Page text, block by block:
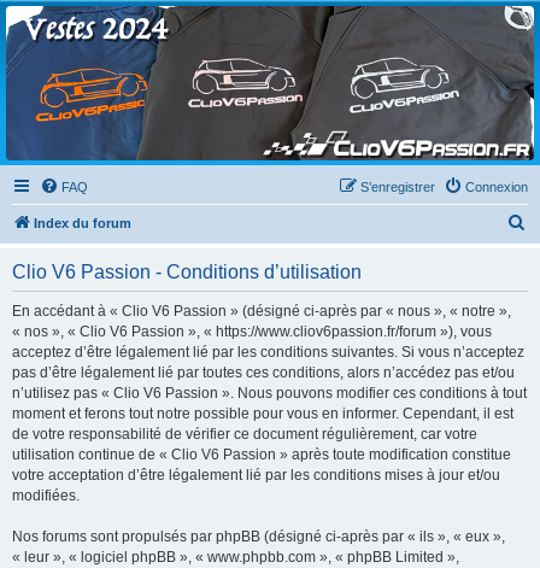
Clio V6 Passion
Le site français des passionnés de Clio V6
FAQ Connexion
S’enregistrer
Index du forum
c
Clio V6 Passion - Conditions d’utilisation
En accédant à « Clio V6 Passion » (désigné ci-après par « nous », « notre »,
« nos », « Clio V6 Passion », « https://www.cliov6passion.fr/forum »), vous
acceptez d’être légalement lié par les conditions suivantes. Si vous n’acceptez
pas d’être légalement lié par toutes ces conditions, alors n’accédez pas et/ou
n’utilisez pas « Clio V6 Passion ». Nous pouvons modifier ces conditions à tout
moment et ferons tout notre possible pour vous en informer. Cependant, il est
de votre responsabilité de vérifier ce document régulièrement, car votre
utilisation continue de « Clio V6 Passion » après toute modification constitue
votre acceptation d’être légalement lié par les conditions mises à jour et/ou
modifiées.
Nos forums sont propulsés par phpBB (désigné ci-après par « ils », « eux »,
« leur », « logiciel phpBB », « www.phpbb.com », « phpBB Limited »,